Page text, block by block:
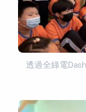
透過全綠電